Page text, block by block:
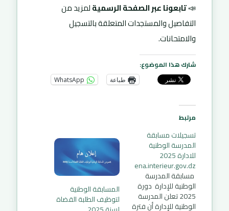
📣تابعونا عبر الصفحة الرسميةلمزيد من
التفاصيل والمستجدات المتعلقة بالتسجيل
والامتحانات.
شارك هذا الموضوع:
طباعة WhatsApp
مرتبط
تسجيلات مسابقة
المدرسة الوطنية
للادارة 2025
ena.interieur.gov.dz
مسابقة المدرسة
الوطنية للإدارة دورة
2025 تعلن المدرسة
الوطنية للإدارة أن فترة
المسابقة الوطنية
لتوظيف الطلبة القضاة